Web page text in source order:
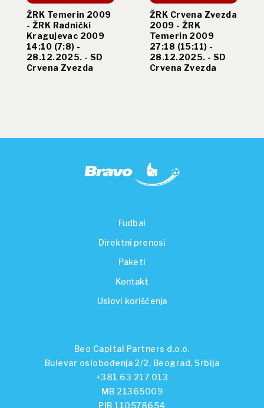
ŽRK Temerin 2009
- ŽRK Radnički
Kragujevac 2009
14:10 (7:8) -
28.12.2025. - SD
Crvena Zvezda
ŽRK Crvena Zvezda
2009 - ŽRK
Temerin 2009
27:18 (15:11) -
28.12.2025. - SD
Crvena Zvezda
Fudbal
Direktni prenosi
Paketi
Kontakt
Uslovi korišćenja
Beo Capital Partners d.o.o.
Bulevar oslobođenja 2/2, Beograd, Srbija
+381 63 217 013
MB 21365009
PIB 110578654